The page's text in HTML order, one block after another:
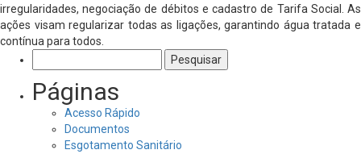
irregularidades, negociação de débitos e cadastro de Tarifa Social. As
ações visam regularizar todas as ligações, garantindo água tratada e
contínua para todos.
por:
Páginas
Acesso Rápido
Documentos
Esgotamento Sanitário